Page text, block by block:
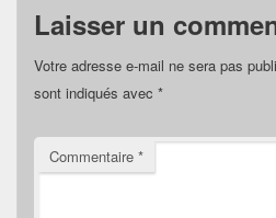
Laisser un
Votre adresse e-mail ne sera pas
sont indiqués avec *
Commentaire *